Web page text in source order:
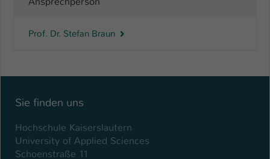
Prof. Dr. Stefan Braun
Sie finden uns
Hochschule Kaiserslautern
University of Applied Sciences
Schoenstraße 11